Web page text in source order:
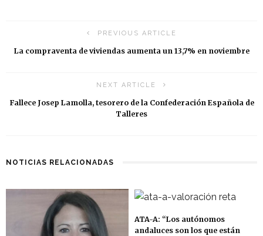
PREVIOUS ARTICLE
La compraventa de viviendas aumenta un 13,7% en noviembre
NEXT ARTICLE
Fallece Josep Lamolla, tesorero de la Confederación Española de
Talleres
NOTICIAS RELACIONADAS
ATA-A: “Los autónomos
andaluces son los que están